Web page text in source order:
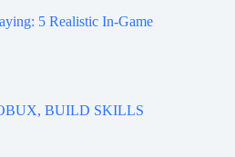
5 Realistic In-Game
BUILD SKILLS